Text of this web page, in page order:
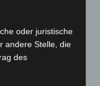
oder juristische
andere Stelle, die
des